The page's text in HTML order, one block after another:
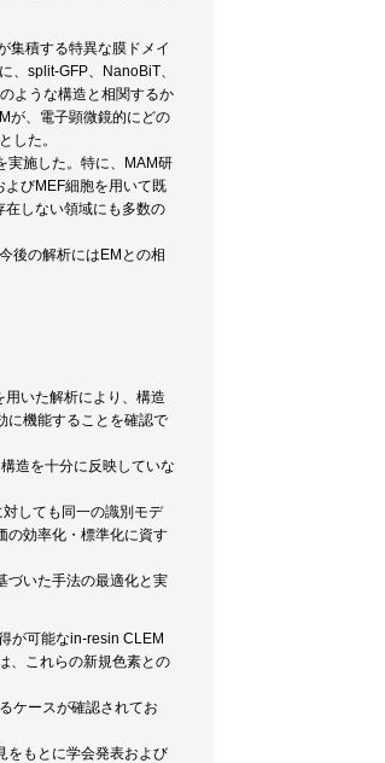
集積する特異な膜ドメイ
、split-GFP、NanoBiT、
ような構造と相関するか
が、電子顕微鏡的にどの
した。
実施した。特に、MAM研
びMEF細胞を用いて既
しない領域にも多数の
後の解析にはEMとの相
いた解析により、構造
に機能することを確認で
造を十分に反映していな
しても同一の識別モデ
の効率化・標準化に資す
づいた手法の最適化と実
が可能なin-resin CLEM
、これらの新規色素との
ケースが確認されてお
をもとに学会発表および